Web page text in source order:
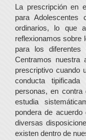
La prescripción en
para Adolescentes
ordinarios, lo que
reflexionamos sobre
para los diferentes
Centramos nuestra
prescriptivo cuando
conducta
personas, en
estudia
pondera de
diversas
existen dentro de